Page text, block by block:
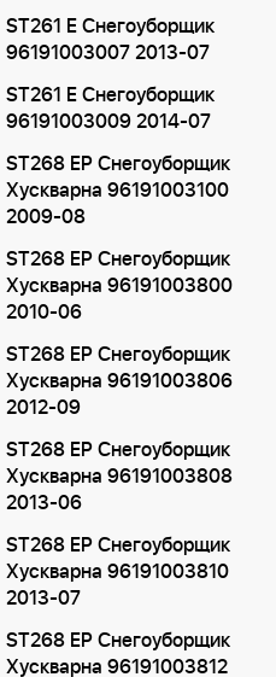
ST261 E Снегоуборщик
96191003007 2013-07
ST261 E Снегоуборщик
96191003009 2014-07
ST268 EP Снегоуборщик
Хускварна 96191003100
2009-08
ST268 EP Снегоуборщик
Хускварна 96191003800
2010-06
ST268 EP Снегоуборщик
Хускварна 96191003806
2012-09
ST268 EP Снегоуборщик
Хускварна 96191003808
2013-06
ST268 EP Снегоуборщик
Хускварна 96191003810
2013-07
ST268 EP Снегоуборщик
Хускварна 96191003812